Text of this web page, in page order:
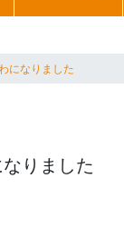
になりました
りました